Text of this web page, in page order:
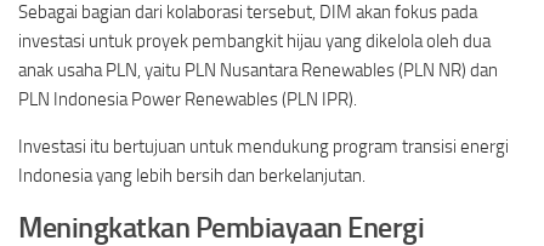
Sebagai bagian dari kolaborasi tersebut, DIM akan fokus pada
investasi untuk proyek pembangkit hijau yang dikelola oleh dua
anak usaha PLN, yaitu PLN Nusantara Renewables (PLN NR) dan
PLN Indonesia Power Renewables (PLN IPR).
Investasi itu bertujuan untuk mendukung program transisi energi
Indonesia yang lebih bersih dan berkelanjutan.
Meningkatkan Pembiayaan Energi